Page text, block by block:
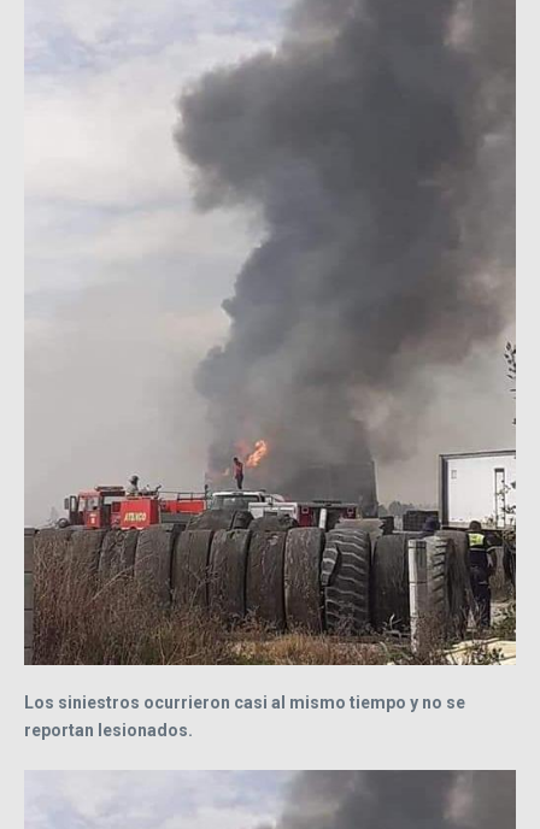
Los siniestros ocurrieron casi al mismo tiempo y no se
reportan lesionados.